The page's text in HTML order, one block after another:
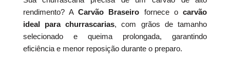
rendimento? ACarvão Braseiro fornece ocarvão
ideal para churrascarias, com grãos de tamanho
selecionado e queima prolongada, garantindo
eficiência e menor reposição durante o preparo.